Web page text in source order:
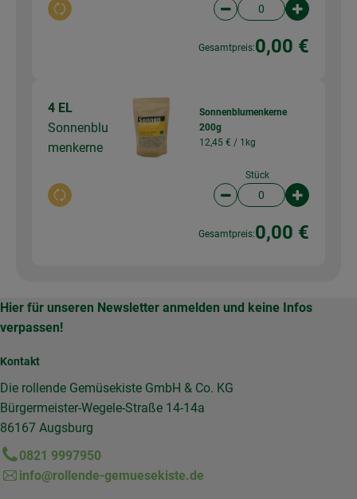
Auswahl ändern Artikelanzahl
Gesamtpreis:0,00 €
4 EL
Sonnenblu
menkerne
Auswahl ändern
Sonnenblumenkerne
200g
12,45 € / 1kg
Stück
Artikelanzahl
Gesamtpreis:0,00 €
Hier für unseren Newsletter anmelden und keine Infos
verpassen!
Kontakt
Die rollende Gemüsekiste GmbH & Co. KG
Bürgermeister-Wegele-Straße 14-14a
86167 Augsburg
0821 9997950
info@rollende-gemuesekiste.de